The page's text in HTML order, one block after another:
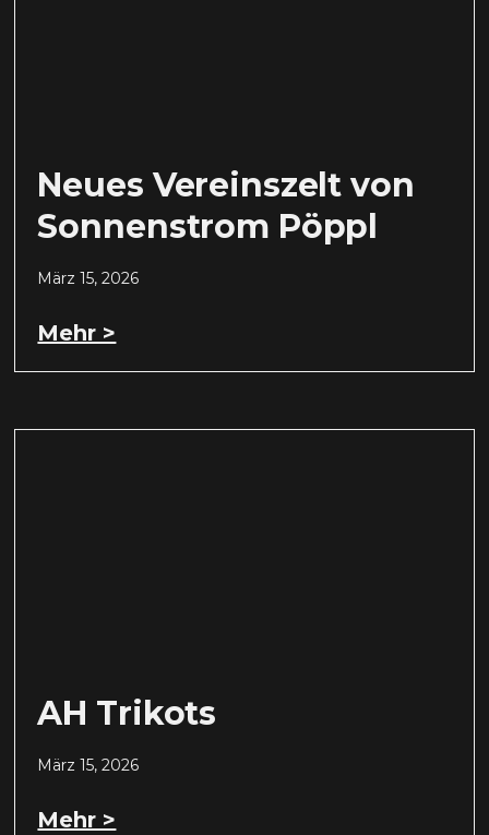
Neues Vereinszelt von
Sonnenstrom Pöppl
März 15, 2026
Mehr >
AH Trikots
März 15, 2026
Mehr >